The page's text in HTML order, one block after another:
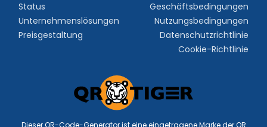
Status
Unternehmenslösungen
Preisgestaltung
Geschäftsbedingungen
Nutzungsbedingungen
Datenschutzrichtlinie
Cookie-Richtlinie